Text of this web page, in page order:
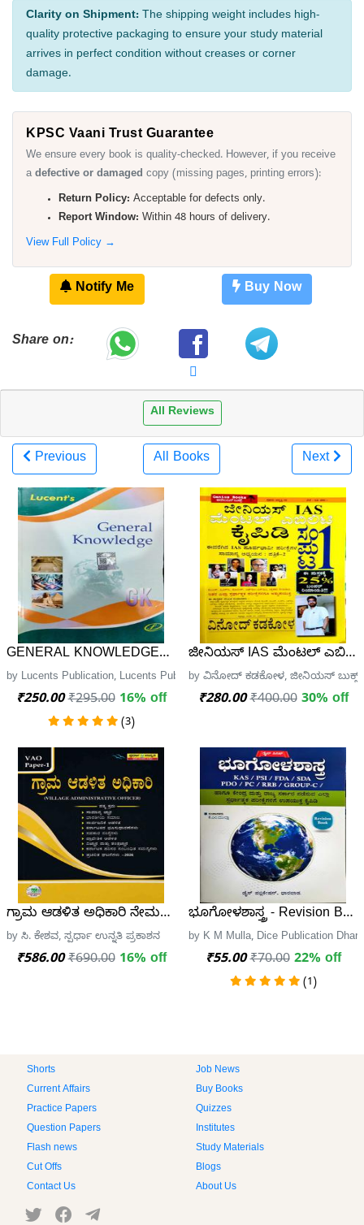
Clarity on Shipment: The shipping weight includes high-
quality protective packaging to ensure your study material
arrives in perfect condition without creases or corner
damage.
KPSC Vaani Trust Guarantee
We ensure every book is quality-checked. However, if you receive
adefective or damaged copy (missing pages, printing errors):
Return Policy: Acceptable for defects only.
Report Window: Within 48 hours of delivery.
View Full Policy →
Notify Me Buy Now
Share on:
All Reviews
Previous All Books Next
GENERAL KNOWLEDGE| LUCENT'S |GK 2025
by Lucents Publication, Lucents Publication
₹250.00 ₹295.00 16% off
(3)
ಜೀನಿಯಸ್ IAS ಮೆಂಟಲ್ ಎಬಿಲಿಟಿ
by ವಿನೋದ್ ಕಡಕೋಳ, ಜೀನಿಯಸ್ ಬುಕ್ಸ್
₹280.00 ₹400.00 30% off
ಗ್ರಾಮ ಆಡಳಿತ ಅಧಿಕಾರಿ ನೇಮಕಾತಿಗಾಗಿ ಪ-1| Village
by ಸಿ. ಕೇಶವ, ಸ್ಪರ್ಧಾ ಉನ್ನತಿ ಪ್ರಕಾಶನ
₹586.00 ₹690.00 16% off
ಭೂಗೋಳಶಾಸ್ತ್ರ - Revision
by K M Mulla, Dice Publication
₹55.00 ₹70.00 22% off
(1)
Shorts
Job News
Current Affairs
Buy Books
Practice Papers
Quizzes
Question Papers
Institutes
Flash news
Study Materials
Cut Offs
Blogs
Contact Us
About Us